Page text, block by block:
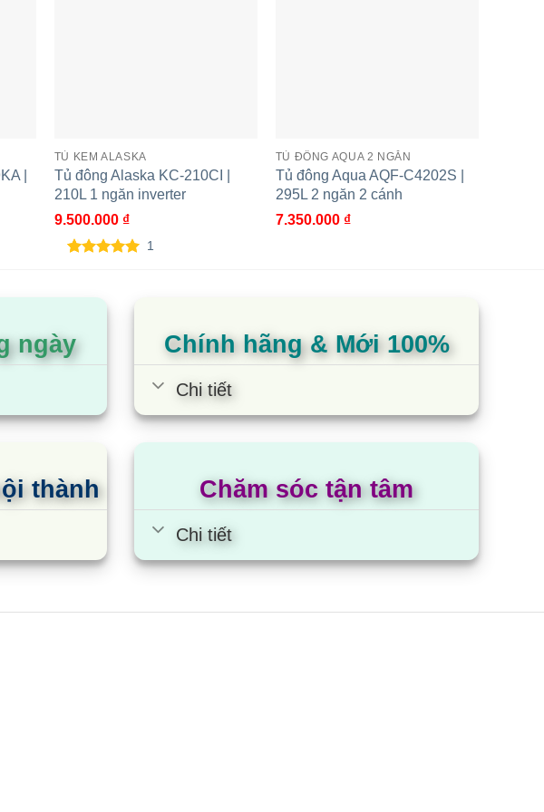
C5702E |
Tủ đông Aqua AQF-C6102E |
503L 2 ngăn 2 cánh inverter
|
TỦ KEM ALASKA
Tủ đông Alaska KC-210CI |
210L 1 ngăn inverter
9.500.000 ₫
đánh giá
1
TỦ ĐÔNG AQUA 2 NGĂN
Tủ đông Aqua AQF-C4202S |
295L 2 ngăn 2 cánh
7.350.000 ₫
ngày Chính hãng & Mới 100%
Chi tiết
thành Chăm sóc tận tâm
Chi tiết